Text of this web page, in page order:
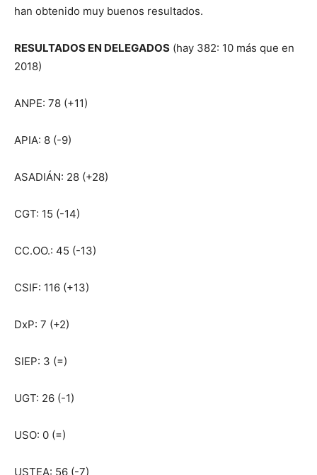
han obtenido muy buenos resultados.
RESULTADOS EN DELEGADOS (hay 382: 10 más que en
2018)
ANPE: 78 (+11)
APIA: 8 (-9)
ASADIÁN: 28 (+28)
CGT: 15 (-14)
CC.OO.: 45 (-13)
CSIF: 116 (+13)
DxP: 7 (+2)
SIEP: 3 (=)
UGT: 26 (-1)
USO: 0 (=)
USTEA: 56 (-7)